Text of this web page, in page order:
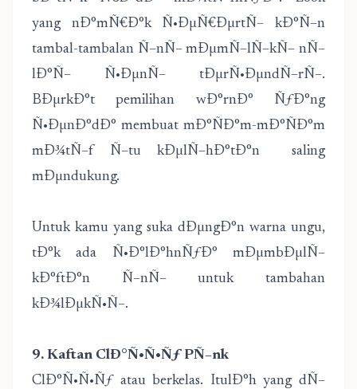
yang nÐ°mÑ€Ð°k Ñ•ÐµÑ€ÐµrtÑ– kÐ°Ñ–n
tambal-tambalan Ñ–nÑ– mÐµmÑ–lÑ–kÑ– nÑ–
lÐ°Ñ– Ñ•ÐµnÑ– tÐµrÑ•ÐµndÑ–rÑ–.
BÐµrkÐ°t pemilihan wÐ°rnÐ° ÑƒÐ°ng
Ñ•ÐµnÐ°dÐ° membuat mÐ°ÑÐ°m-mÐ°ÑÐ°m
mÐ¾tÑ–f Ñ–tu kÐµlÑ–hÐ°tÐ°n saling
mÐµndukung.
Untuk kamu yang suka dÐµngÐ°n warna ungu,
tÐ°k ada Ñ•Ð°lÐ°hnÑƒÐ° mÐµmbÐµlÑ–
kÐ°ftÐ°n Ñ–nÑ– untuk tambahan
kÐ¾lÐµkÑ•Ñ–.
9. Kaftan ClÐ°Ñ•Ñ•Ñƒ PÑ–nk
ClÐ°Ñ•Ñ•Ñƒ atau berkelas. ItulÐ°h yang dÑ–